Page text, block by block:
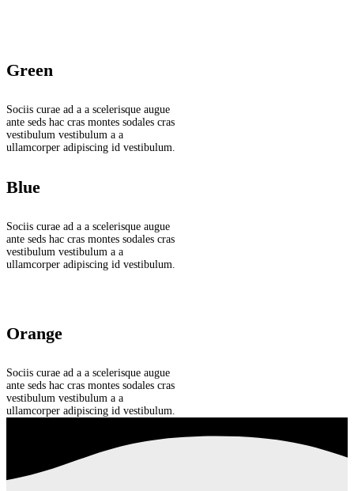
Green
Sociis curae ad a a scelerisque augue
ante seds hac cras montes sodales cras
vestibulum vestibulum a a
ullamcorper adipiscing id vestibulum.
Blue
Sociis curae ad a a scelerisque augue
ante seds hac cras montes sodales cras
vestibulum vestibulum a a
ullamcorper adipiscing id vestibulum.
Orange
Sociis curae ad a a scelerisque augue
ante seds hac cras montes sodales cras
vestibulum vestibulum a a
ullamcorper adipiscing id vestibulum.